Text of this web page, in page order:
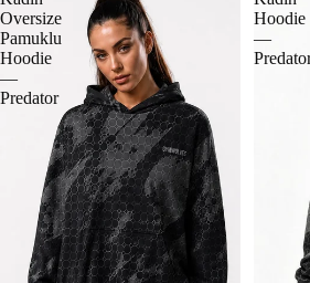
Oversize
Pamuklu
Hoodie
—
Predator
Hoodie
—